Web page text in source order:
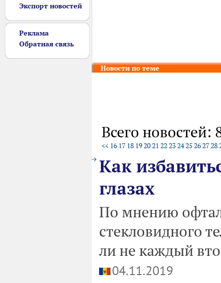
Экспорт новостей
Реклама
Обратная связь
Новости по теме
Всего новостей:
<< 16 17 18 192021 22232425262728
Как
глазах
По мнению
стекловидного
ли не каждый
04.11.2019